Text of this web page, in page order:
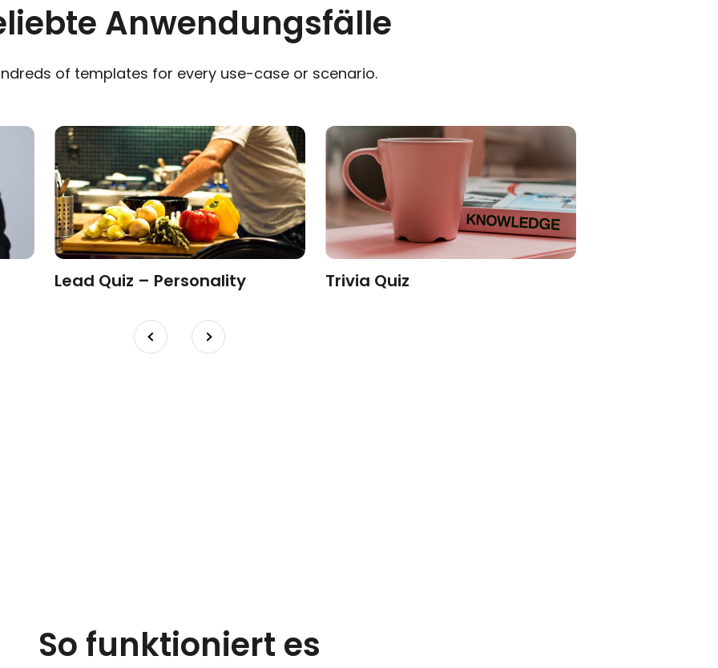
Anwendungsfälle
of templates for every use-case or scenario.
Lead Quiz – Personality Trivia Quiz
So funktioniert es